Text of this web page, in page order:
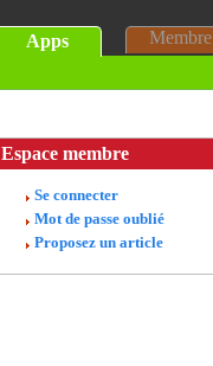
Apps Membre
Espace membre
Se connecter
Mot de passe oublié
Proposez un article